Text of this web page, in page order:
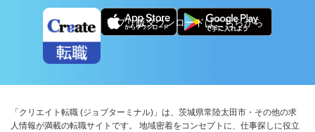
アプリ版ダウンロードはこちらから
「クリエイト転職 (ジョブターミナル)」は、茨城県常陸太田市・その他の求
人情報が満載の転職サイトです。 地域密着をコンセプトに、仕事探しに役立